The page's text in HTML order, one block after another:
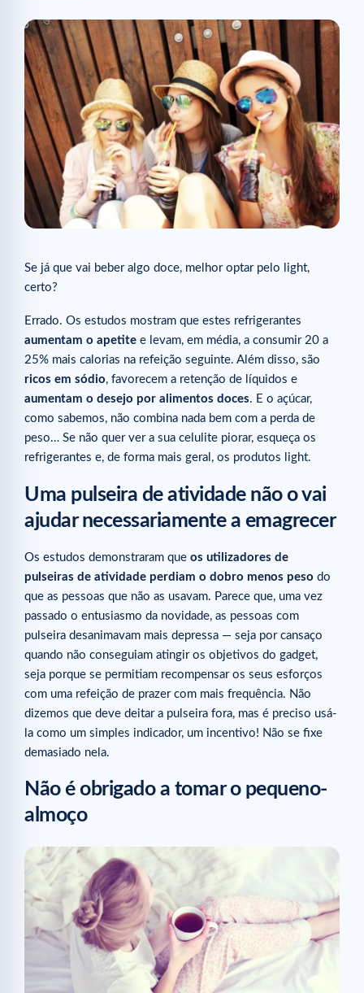
Se já que vai beber algo doce, melhor optar pelo light,
certo?
Errado. Os estudos mostram que estes refrigerantes
aumentam o apetite e levam, em média, a consumir 20 a
25% mais calorias na refeição seguinte. Além disso, são
ricos em sódio, favorecem a retenção de líquidos e
aumentam o desejo por alimentos doces. E o açúcar,
como sabemos, não combina nada bem com a perda de
peso… Se não quer ver a sua celulite piorar, esqueça os
refrigerantes e, de forma mais geral, os produtos light.
Uma pulseira de atividade não o vai
ajudar necessariamente a emagrecer
Os estudos demonstraram que os utilizadores de
pulseiras de atividade perdiam o dobro menos peso do
que as pessoas que não as usavam. Parece que, uma vez
passado o entusiasmo da novidade, as pessoas com
pulseira desanimavam mais depressa — seja por cansaço
quando não conseguiam atingir os objetivos do gadget,
seja porque se permitiam recompensar os seus esforços
com uma refeição de prazer com mais frequência. Não
dizemos que deve deitar a pulseira fora, mas é preciso usá-
la como um simples indicador, um incentivo! Não se fixe
demasiado nela.
Não é obrigado a tomar o pequeno-
almoço